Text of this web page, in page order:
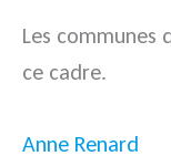
Les
ce cadre.
Anne Renard